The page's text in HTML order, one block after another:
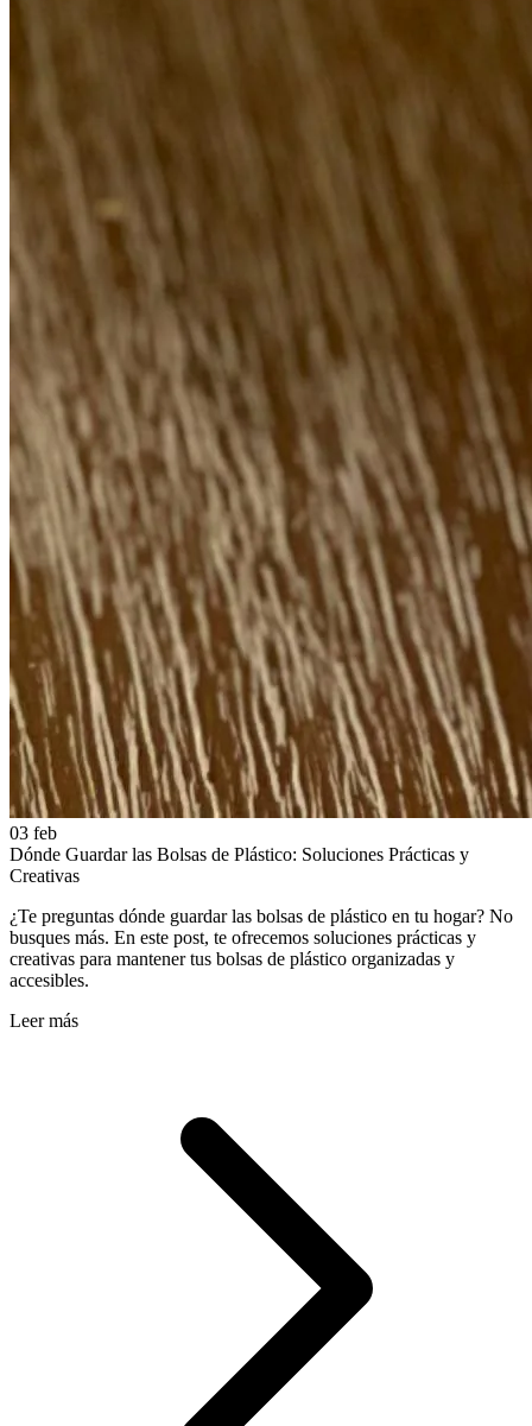
03 feb
Dónde Guardar las Bolsas de Plástico: Soluciones Prácticas y
Creativas
¿Te preguntas dónde guardar las bolsas de plástico en tu hogar? No
busques más. En este post, te ofrecemos soluciones prácticas y
creativas para mantener tus bolsas de plástico organizadas y
accesibles.
Leer más